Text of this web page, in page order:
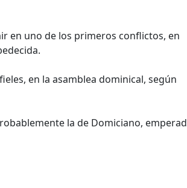
en uno de los primeros conflictos, en
en la asamblea dominical, según
la de Domiciano,